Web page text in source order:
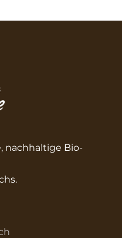
nachhaltige Bio-